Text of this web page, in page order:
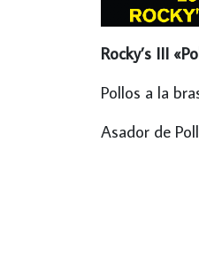
Rocky’s III
Pollos a la
Asador de